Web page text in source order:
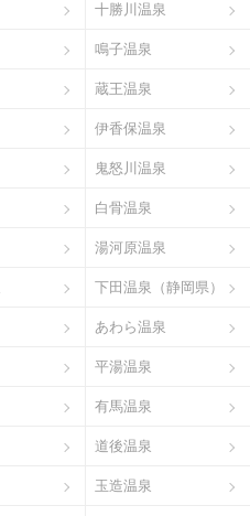
十勝川温泉
鳴子温泉
蔵王温泉
伊香保温泉
鬼怒川温泉
白骨温泉
湯河原温泉
下田温泉（静岡県）
あわら温泉
平湯温泉
有馬温泉
道後温泉
玉造温泉